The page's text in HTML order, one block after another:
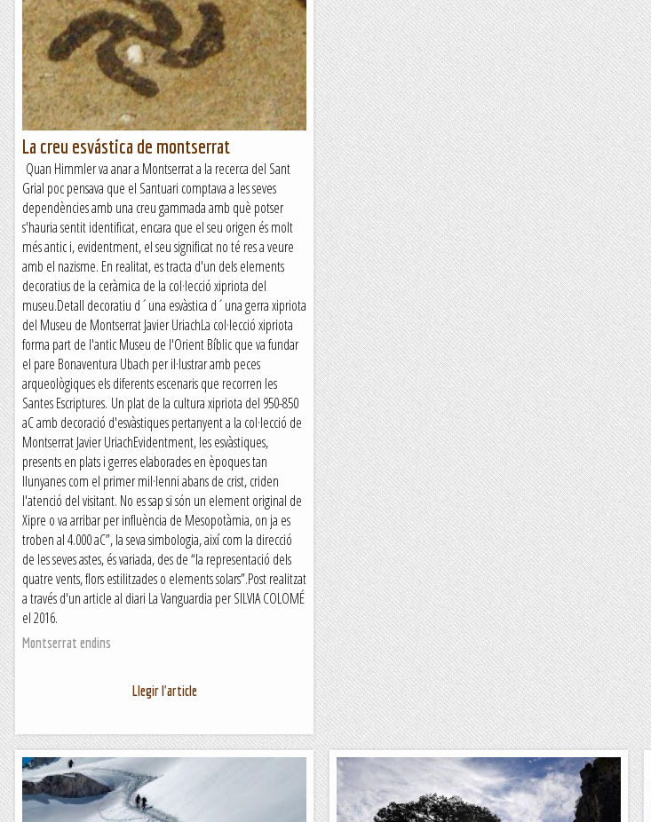
La creu esvástica de montserrat
Quan Himmler va anar a Montserrat a la recerca del Sant
Grial poc pensava que el Santuari comptava a les seves
dependències amb una creu gammada amb què potser
s'hauria sentit identificat, encara que el seu origen és molt
més antic i, evidentment, el seu significat no té res a veure
amb el nazisme. En realitat, es tracta d'un dels elements
decoratius de la ceràmica de la col·lecció xipriota del
museu.Detall decoratiu d´una esvàstica d´una gerra xipriota
del Museu de Montserrat Javier UriachLa col·lecció xipriota
forma part de l'antic Museu de l'Orient Bíblic que va fundar
el pare Bonaventura Ubach per il·lustrar amb peces
arqueològiques els diferents escenaris que recorren les
Santes Escriptures. Un plat de la cultura xipriota del 950-850
aC amb decoració d'esvàstiques pertanyent a la col·lecció de
Montserrat Javier UriachEvidentment, les esvàstiques,
presents en plats i gerres elaborades en èpoques tan
llunyanes com el primer mil·lenni abans de crist, criden
l'atenció del visitant. No es sap si són un element original de
Xipre o va arribar per influència de Mesopotàmia, on ja es
troben al 4.000 aC”, la seva simbologia, així com la direcció
de les seves astes, és variada, des de “la representació dels
quatre vents, flors estilitzades o elements solars”.Post realitzat
a través d'un article al diari La Vanguardia per SILVIA COLOMÉ
el 2016.
Montserrat endins
Llegir l'article